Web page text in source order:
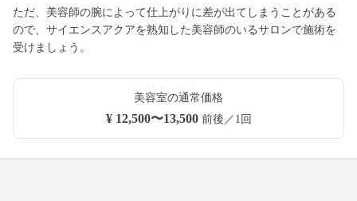
ただ、美容師の腕によって仕上がりに差が出てしまうことがある
ので、サイエンスアクアを熟知した美容師のいるサロンで施術を
受けましょう。
美容室の通常価格
¥ 12,500〜13,500前後／1回